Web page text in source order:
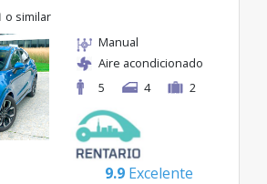
o similar
Manual
Aire acondicionado
5
4 2
9.9 Excelente